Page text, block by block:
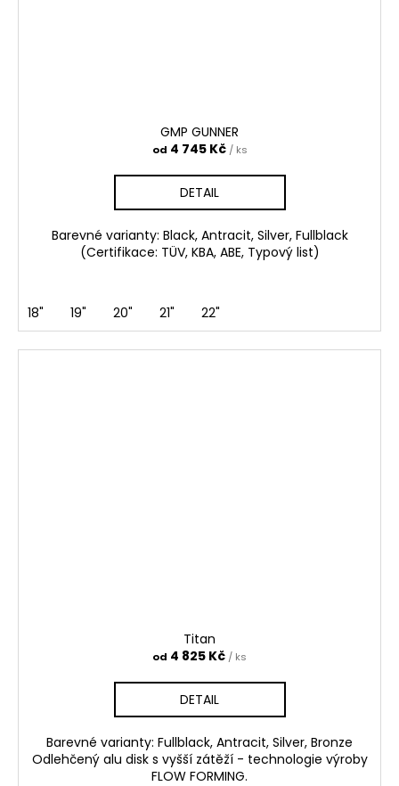
GMP GUNNER
od 4 745 Kč / ks
DETAIL
Barevné varianty: Black, Antracit, Silver, Fullblack
(Certifikace: TÜV, KBA, ABE, Typový list)
18" 19" 20" 21" 22"
Titan
od 4 825 Kč / ks
DETAIL
Barevné varianty: Fullblack, Antracit, Silver, Bronze
Odlehčený alu disk s vyšší zátěží - technologie výroby
FLOW FORMING.